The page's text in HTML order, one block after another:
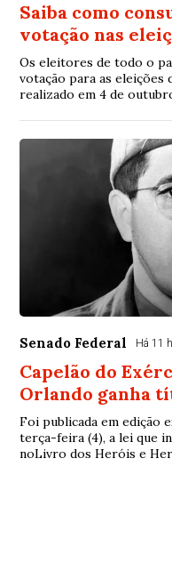
Saiba como
votação nas
Os eleitores de todo o
votação para as
realizado em 4 de
Senado Federal Há 11
Capelão do
Orlando ganha
Foi publicada em edição
terça-feira (4), a lei que
noLivro dos Heróis e